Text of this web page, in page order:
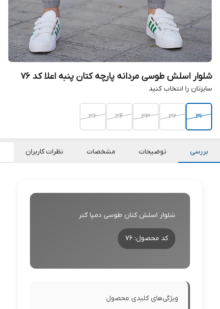
شلوار اسلش طوسی مردانه پارچه کتان پنبه اعلا کد ۷۶
سایزتان را انتخاب کنید
۳۱ ۳۲ ۳۳ ۳۴ ۳۶
بررسی توضیحات مشخصات نظرات کاربران
شلوار اسلش کتان طوسی دمپا گتر
کد محصول: ۷۶
ویژگی‌های کلیدی محصول